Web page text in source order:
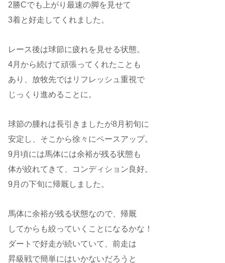
2勝Cでも上がり最速の脚を見せて
3着と好走してくれました。
レース後は球節に疲れを見せる状態。
4月から続けて頑張ってくれたことも
あり、放牧先ではリフレッシュ重視で
じっくり進めることに。
球節の腫れは長引きましたが8月初旬に
安定し、そこから徐々にペースアップ。
9月頃には馬体には余裕が残る状態も
体が絞れてきて、コンディション良好。
9月の下旬に帰厩しました。
馬体に余裕が残る状態なので、帰厩
してからも絞っていくことになるかな！
ダートで好走が続いていて、前走は
昇級戦で簡単にはいかないだろうと